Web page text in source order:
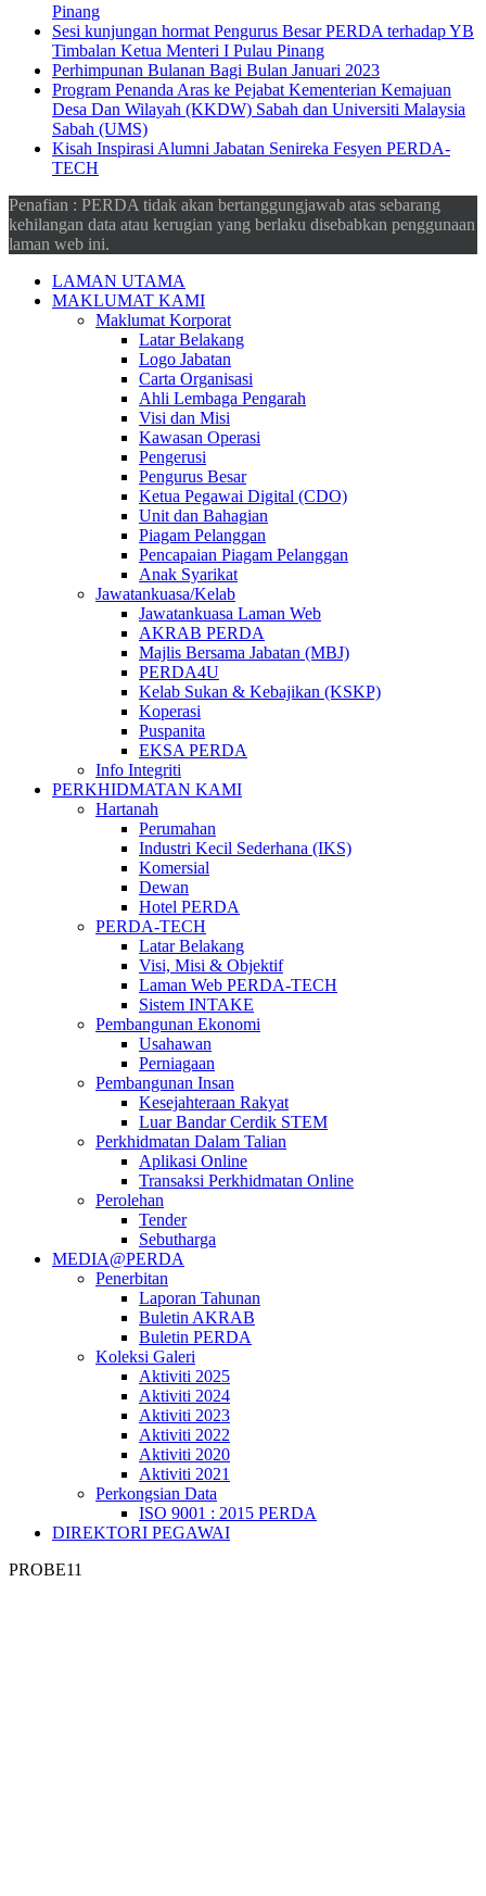
Pinang
Sesi kunjungan hormat Pengurus Besar PERDA terhadap YB
Timbalan Ketua Menteri I Pulau Pinang
Perhimpunan Bulanan Bagi Bulan Januari 2023
Program Penanda Aras ke Pejabat Kementerian Kemajuan
Desa Dan Wilayah (KKDW) Sabah dan Universiti Malaysia
Sabah (UMS)
Kisah Inspirasi Alumni Jabatan Senireka Fesyen PERDA-
TECH
Penafian : PERDA tidak akan bertanggungjawab atas sebarang
kehilangan data atau kerugian yang berlaku disebabkan penggunaan
laman web ini.
LAMAN UTAMA
MAKLUMAT KAMI
Maklumat Korporat
Latar Belakang
Logo Jabatan
Carta Organisasi
Ahli Lembaga Pengarah
Visi dan Misi
Kawasan Operasi
Pengerusi
Pengurus Besar
Ketua Pegawai Digital (CDO)
Unit dan Bahagian
Piagam Pelanggan
Pencapaian Piagam Pelanggan
Anak Syarikat
Jawatankuasa/Kelab
Jawatankuasa Laman Web
AKRAB PERDA
Majlis Bersama Jabatan (MBJ)
PERDA4U
Kelab Sukan & Kebajikan (KSKP)
Koperasi
Puspanita
EKSA PERDA
Info Integriti
PERKHIDMATAN KAMI
Hartanah
Perumahan
Industri Kecil Sederhana (IKS)
Komersial
Dewan
Hotel PERDA
PERDA-TECH
Latar Belakang
Visi, Misi & Objektif
Laman Web PERDA-TECH
Sistem INTAKE
Pembangunan Ekonomi
Usahawan
Perniagaan
Pembangunan Insan
Kesejahteraan Rakyat
Luar Bandar Cerdik STEM
Perkhidmatan Dalam Talian
Aplikasi Online
Transaksi Perkhidmatan Online
Perolehan
Tender
Sebutharga
MEDIA@PERDA
Penerbitan
Laporan Tahunan
Buletin AKRAB
Buletin PERDA
Koleksi Galeri
Aktiviti 2025
Aktiviti 2024
Aktiviti 2023
Aktiviti 2022
Aktiviti 2020
Aktiviti 2021
Perkongsian Data
ISO 9001 : 2015 PERDA
DIREKTORI PEGAWAI